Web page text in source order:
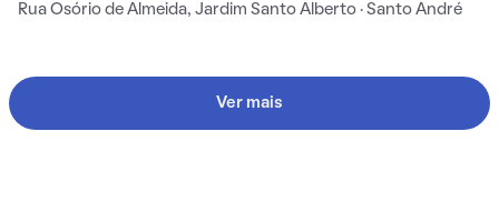
Rua Osório de Almeida, Jardim Santo Alberto · Santo André
Ver mais